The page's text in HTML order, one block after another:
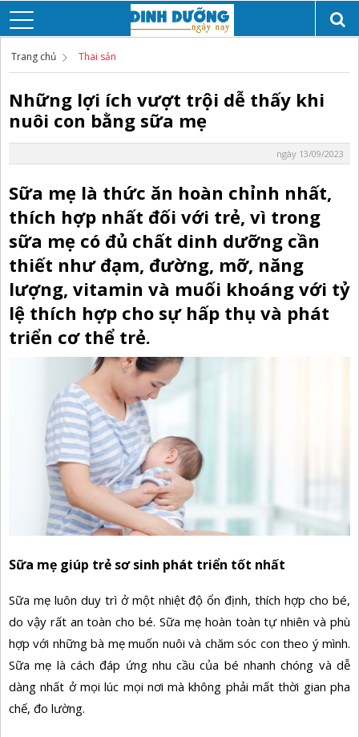
Trang chủ Thai sản
Những lợi ích vượt trội dễ thấy khi
nuôi con bằng sữa mẹ
ngày 13/09/2023
Sữa mẹ là thức ăn hoàn chỉnh nhất,
thích hợp nhất đối với trẻ, vì trong
sữa mẹ có đủ chất dinh dưỡng cần
thiết như đạm, đường, mỡ, năng
lượng, vitamin và muối khoáng với tỷ
lệ thích hợp cho sự hấp thụ và phát
triển cơ thể trẻ.
Sữa mẹ giúp trẻ sơ sinh phát triển tốt nhất
Sữa mẹ luôn duy trì ở một nhiệt độ ổn định, thích hợp cho bé,
do vậy rất an toàn cho bé. Sữa mẹ hoàn toàn tự nhiên và phù
hợp với những bà mẹ muốn nuôi và chăm sóc con theo ý mình.
Sữa mẹ là cách đáp ứng nhu cầu của bé nhanh chóng và dễ
dàng nhất ở mọi lúc mọi nơi mà không phải mất thời gian pha
chế, đo lường.